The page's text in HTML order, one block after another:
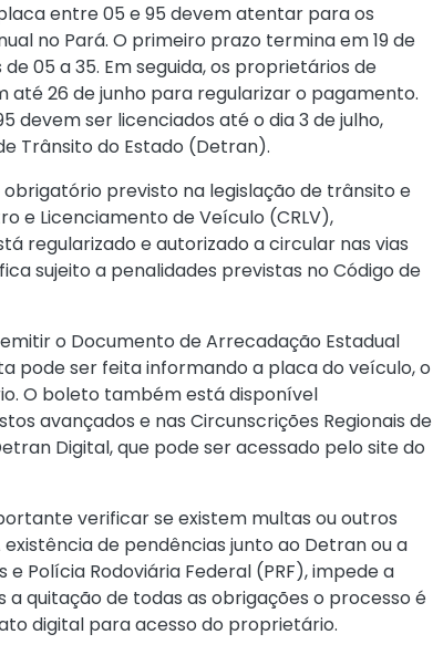
entre 05 e 95 devem atentar para os
no Pará. O primeiro prazo termina em 19 de
05 a 35. Em seguida, os proprietários de
26 de junho para regularizar o pagamento.
devem ser licenciados até o dia 3 de julho,
Trânsito do Estado (Detran).
previsto na legislação de trânsito e
e Licenciamento de Veículo (CRLV),
regularizado e autorizado a circular nas vias
sujeito a penalidades previstas no Código de
o Documento de Arrecadação Estadual
pode ser feita informando a placa do veículo, o
O boleto também está disponível
avançados e nas Circunscrições Regionais de
Digital, que pode ser acessado pelo site do
verificar se existem multas ou outros
de pendências junto ao Detran ou a
Polícia Rodoviária Federal (PRF), impede a
quitação de todas as obrigações o processo é
digital para acesso do proprietário.